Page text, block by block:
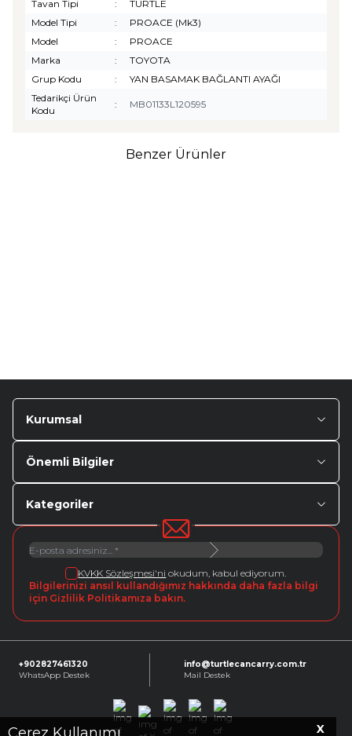
X
Tavan Tipi
:
TURTLE
Model Tipi
:
PROACE (Mk3)
Model
:
PROACE
Marka
:
TOYOTA
Grup Kodu
:
YAN BASAMAK BAĞLANTI AYAĞI
Tedarikçi Ürün
Kodu
: MB01133L120595
Benzer Ürünler
Kurumsal
Önemli Bilgiler
Kategoriler
KVKK Sözleşmesi'ni okudum, kabul ediyorum.
Bilgilerinizi ansıl kullandığımız hakkında daha fazla bilgi
için Gizlilik Politikamıza bakın.
+902827461320
WhatsApp Destek
info@turtlecancarry.com.tr
Mail Destek
Facebook
X InstagramYoutube